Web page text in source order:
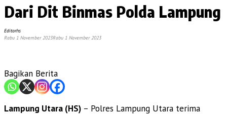
Dari Dit Binmas Polda Lampung
Editorhs
Rabu 1 November 2023Rabu 1 November 2023
Bagikan Berita
Lampung Utara (HS) – Polres Lampung Utara terima